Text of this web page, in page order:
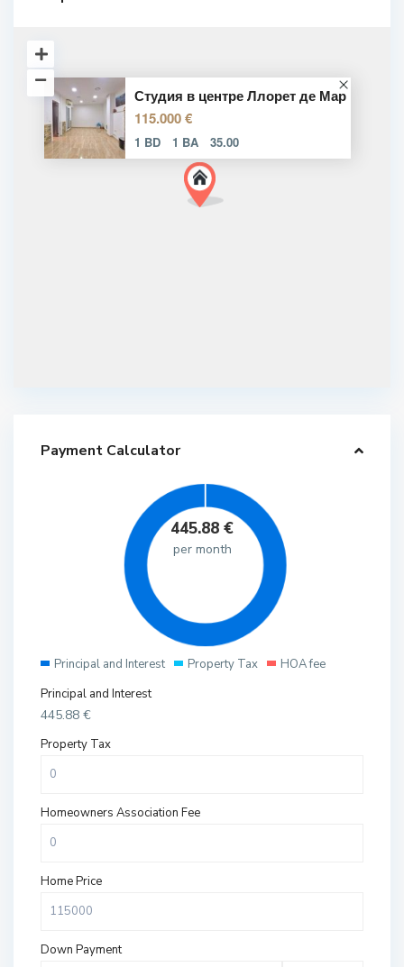
Студия в центре Ллорет де Мар
115.000 €
1 BD 1 BA 35.00
Payment Calculator
445.88 €
per month
Principal and Interest Property Tax
HOA fee
Principal and Interest
445.88 €
Property Tax
Homeowners Association Fee
Home Price
Down Payment